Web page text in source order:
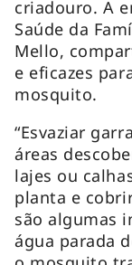
criadouro. A
Saúde da
Mello,
e eficazes
mosquito.
“Esvaziar
áreas
lajes ou
planta e
são algumas
água parada